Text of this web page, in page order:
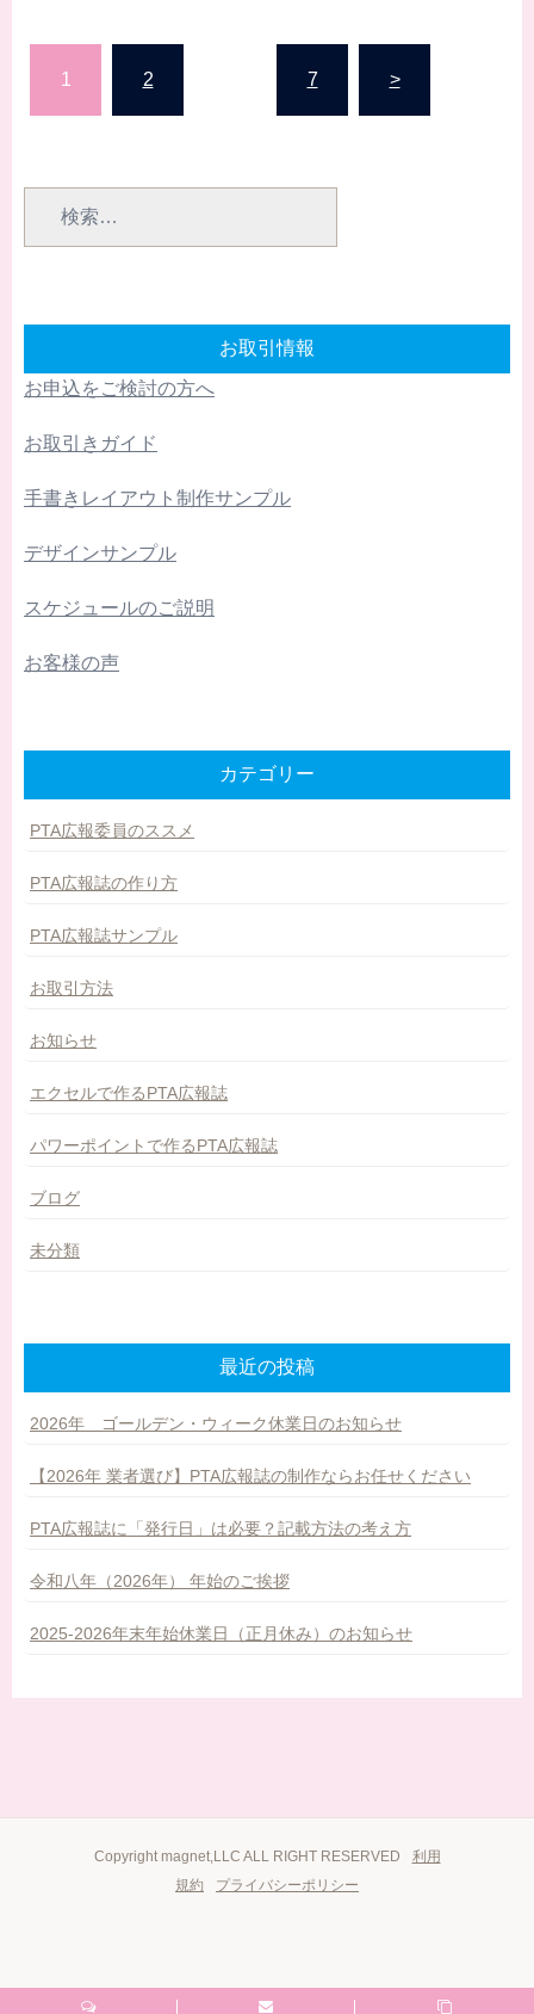
の
ー
1 2 7 >
お取引情報
お申込をご検討の方へ
お取引きガイド
手書きレイアウト制作サンプル
デザインサンプル
スケジュールのご説明
お客様の声
カテゴリー
PTA広報委員のススメ
PTA広報誌の作り方
PTA広報誌サンプル
お取引方法
お知らせ
エクセルで作るPTA広報誌
パワーポイントで作るPTA広報誌
ブログ
未分類
最近の投稿
2026年 ゴールデン・ウィーク休業日のお知らせ
【2026年 業者選び】PTA広報誌の制作ならお任せください
PTA広報誌に「発行日」は必要？記載方法の考え方
令和八年（2026年） 年始のご挨拶
2025-2026年末年始休業日（正月休み）のお知らせ
Copyright magnet,LLC ALL RIGHT RESERVED
利用
規約
プライバシーポリシー